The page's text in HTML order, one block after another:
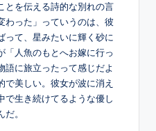
を伝える詩的な別れの言
わった」っていうのは、彼
って、星みたいに輝く砂に
「人魚のもとへお嫁に行っ
語に旅立ったって感じだよ
美しい。彼女が波に消え
で生き続けてるような優し
。